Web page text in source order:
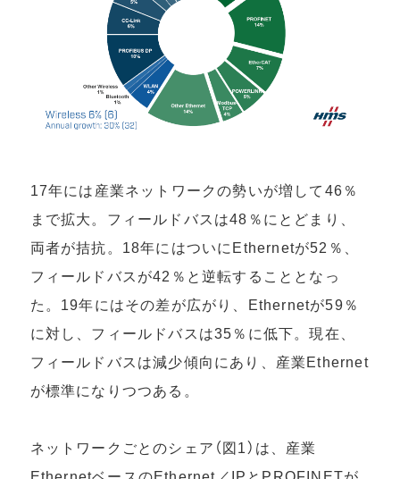
17年には産業ネットワークの勢いが増して46％
まで拡大。フィールドバスは48％にとどまり、
両者が拮抗。18年にはついにEthernetが52％、
フィールドバスが42％と逆転することとなっ
た。19年にはその差が広がり、Ethernetが59％
に対し、フィールドバスは35％に低下。現在、
フィールドバスは減少傾向にあり、産業Ethernet
が標準になりつつある。
ネットワークごとのシェア（図1）は、産業